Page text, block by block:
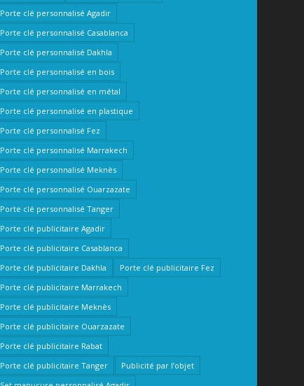
Porte clé personnalisé Agadir
Porte clé personnalisé Casablanca
Porte clé personnalisé Dakhla
Porte clé personnalisé en bois
Porte clé personnalisé en métal
Porte clé personnalisé en plastique
Porte clé personnalisé Fez
Porte clé personnalisé Marrakech
Porte clé personnalisé Meknès
Porte clé personnalisé Ouarzazate
Porte clé personnalisé Tanger
Porte clé publicitaire Agadir
Porte clé publicitaire Casablanca
Porte clé publicitaire Dakhla
Porte clé publicitaire Fez
Porte clé publicitaire Marrakech
Porte clé publicitaire Meknès
Porte clé publicitaire Ouarzazate
Porte clé publicitaire Rabat
Porte clé publicitaire Tanger
Publicité par l’objet